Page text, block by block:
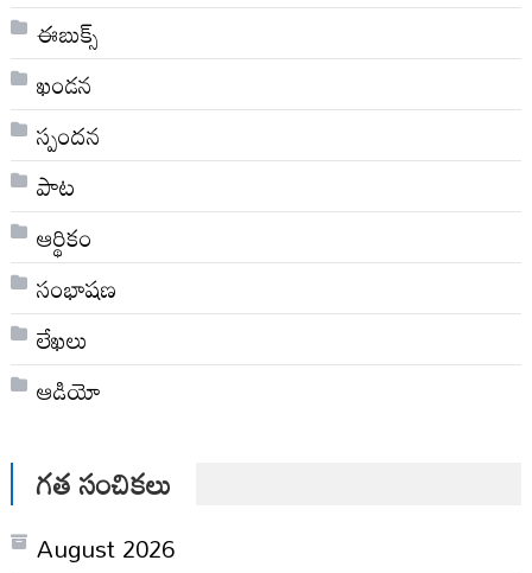
ఈబుక్స్
ఖండన
స్పందన
పాట
ఆర్థికం
సంభాషణ
లేఖలు
ఆడియో
గత సంచికలు
August 2026